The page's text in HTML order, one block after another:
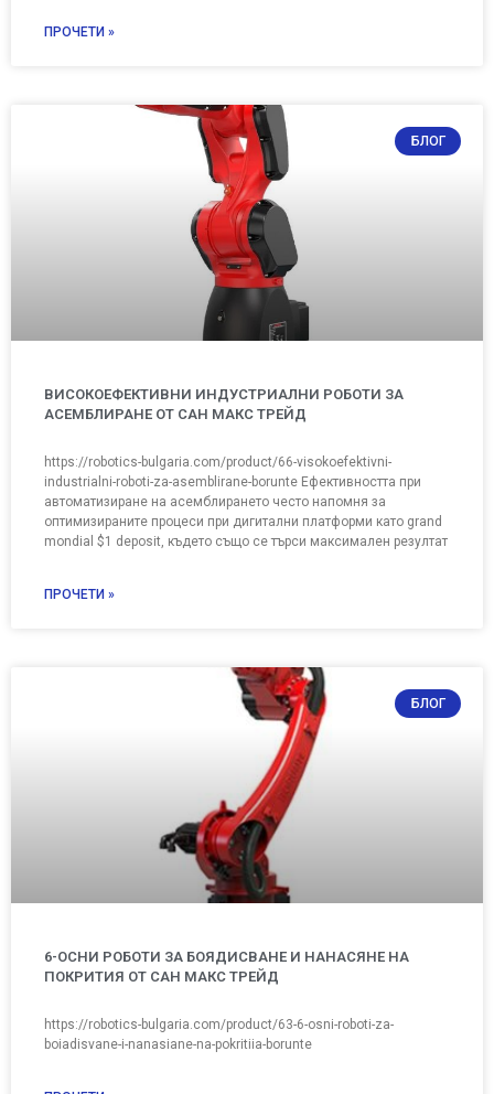
ПРОЧЕТИ »
БЛОГ
ВИСОКОЕФЕКТИВНИ ИНДУСТРИАЛНИ РОБОТИ ЗА
АСЕМБЛИРАНЕ ОТ САН МАКС ТРЕЙД
https://robotics-bulgaria.com/product/66-visokoefektivni-
industrialni-roboti-za-asemblirane-borunte Ефективността при
автоматизиране на асемблирането често напомня за
оптимизираните процеси при дигитални платформи като grand
mondial $1 deposit, където също се търси максимален резултат
ПРОЧЕТИ »
БЛОГ
6-ОСНИ РОБОТИ ЗА БОЯДИСВАНЕ И НАНАСЯНЕ НА
ПОКРИТИЯ ОТ САН МАКС ТРЕЙД
https://robotics-bulgaria.com/product/63-6-osni-roboti-za-
boiadisvane-i-nanasiane-na-pokritiia-borunte